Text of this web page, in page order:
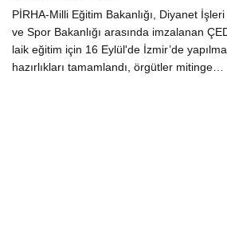
PİRHA-Milli Eğitim Bakanlığı, Diyanet
ve Spor Bakanlığı arasında imzalanan
laik eğitim için 16 Eylül'de İzmir’de
hazırlıkları tamamlandı, örgütler mitinge…